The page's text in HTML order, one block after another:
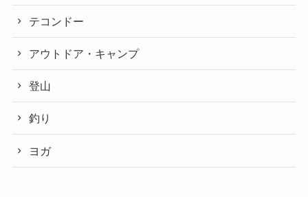
テコンドー
アウトドア・キャンプ
登山
釣り
ヨガ